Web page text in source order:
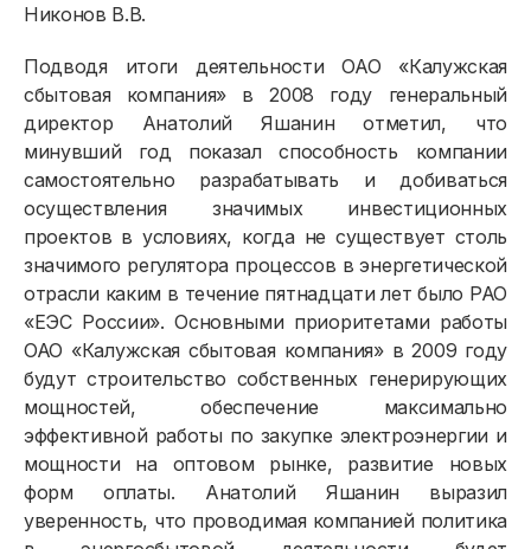
Никонов В.В.
Подводя итоги деятельности ОАО «Калужская
сбытовая компания» в 2008 году генеральный
директор Анатолий Яшанин отметил, что
минувший год показал способность компании
самостоятельно разрабатывать и добиваться
осуществления значимых инвестиционных
проектов в условиях, когда не существует столь
значимого регулятора процессов в энергетической
отрасли каким в течение пятнадцати лет было РАО
«ЕЭС России». Основными приоритетами работы
ОАО «Калужская сбытовая компания» в 2009 году
будут строительство собственных генерирующих
мощностей, обеспечение максимально
эффективной работы по закупке электроэнергии и
мощности на оптовом рынке, развитие новых
форм оплаты. Анатолий Яшанин выразил
уверенность, что проводимая компанией политика
Расчёты и оплата
Приборы учёта и показания
Должникам
Онлайн-сервисы